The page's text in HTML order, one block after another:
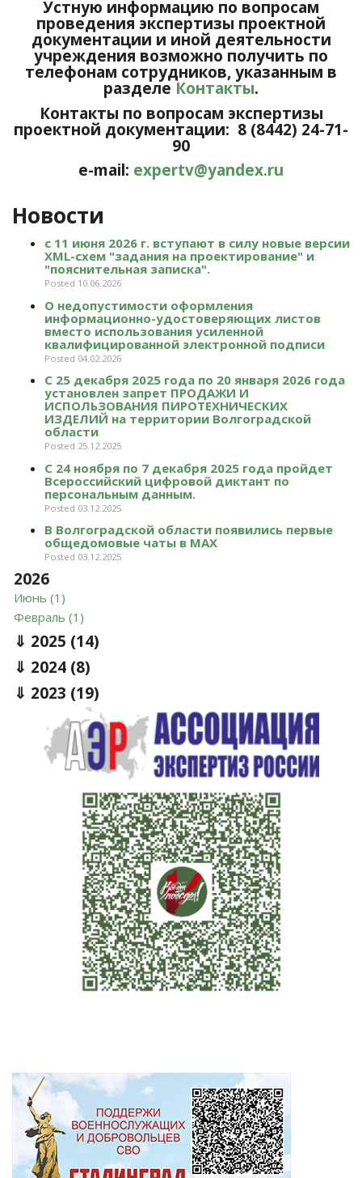
Устную информацию по вопросам
проведения экспертизы проектной
документации и иной деятельности
учреждения возможно получить по
телефонам сотрудников, указанным в
разделе Контакты.
Контакты по вопросам экспертизы
проектной документации: 8 (8442) 24-71-
90
e-mail: expertv@yandex.ru
Новости
с 11 июня 2026 г. вступают в силу новые версии
XML-схем "задания на проектирование" и
"пояснительная записка".
Posted 10.06.2026
О недопустимости оформления
информационно-удостоверяющих листов
вместо использования усиленной
квалифицированной электронной подписи
Posted 04.02.2026
С 25 декабря 2025 года по 20 января 2026 года
установлен запрет ПРОДАЖИ И
ИСПОЛЬЗОВАНИЯ ПИРОТЕХНИЧЕСКИХ
ИЗДЕЛИЙ на территории Волгоградской
области
Posted 25.12.2025
С 24 ноября по 7 декабря 2025 года пройдет
Всероссийский цифровой диктант по
персональным данным.
Posted 03.12.2025
В Волгоградской области появились первые
общедомовые чаты в МАХ
Posted 03.12.2025
2026
Июнь (1)
Февраль (1)
2025 (14)
2024 (8)
2023 (19)